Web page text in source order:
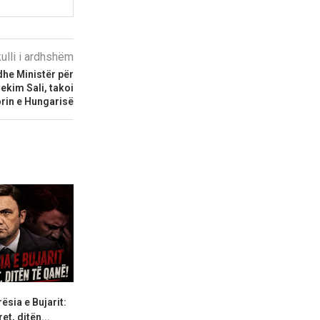
i ardhshëm
Ministër për
Sali, takoi
e Hungarisë
e Bujarit:
ditën...